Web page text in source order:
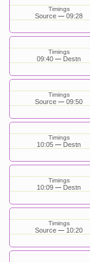
Timings
Source 09:28
Timings
09:40 Destn
Timings
Source 09:50
Timings
10:05 Destn
Timings
10:09 Destn
Timings
Source 10:20